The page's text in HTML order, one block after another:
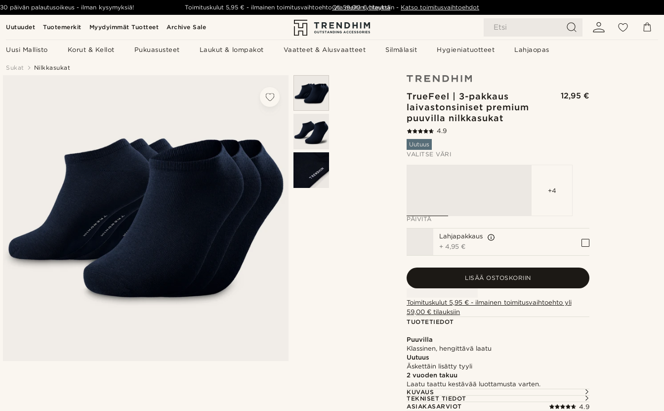
Uutuudet Tuotemerkit Myydyimmät Tuotteet Archive Sale Etsi
Uusi Mallisto Korut & Kellot Pukuasusteet Laukut & lompakot Vaatteet & Alusvaatteet Silmälasit Hygieniatuotteet Lahjaopas
30 päivän palautusoikeus - ilman kysymyksiä! Toimituskulut 5,95 € - ilmainen toimitusvaihtoehto yli 59,00 €tilauksiin - Katso toimitusvaihtoehdot
Ota meihin yhteyttä
Sukat Nilkkasukat
TrueFeel | 3-pakkaus
laivastonsiniset premium
puuvilla nilkkasukat
12,95 €
4.9
Uutuus
VALITSE VÄRI
+4
PÄIVITÄ
Lahjapakkaus
+4,95 €
LISÄÄ OSTOSKORIIN
Toimituskulut 5,95 € - ilmainen toimitusvaihtoehto yli
59,00 € tilauksiin
TUOTETIEDOT
Puuvilla
Klassinen, hengittävä laatu
Uutuus
Äskettäin lisätty tyyli
2 vuoden takuu
Laatu taattu kestävää luottamusta varten.
KUVAUS
TEKNISET TIEDOT
ASIAKASARVIOT
4.9